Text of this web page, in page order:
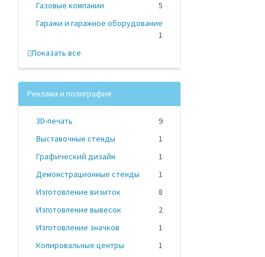
Газовые компании
5
Гаражи и гаражное оборудование
1
Показать все
Реклама и полиграфия
3D-печать
9
Выставочные стенды
1
Графический дизайн
1
Демонстрационные стенды
1
Изготовление визиток
8
Изготовление вывесок
2
Изготовление значков
1
Копировальные центры
1